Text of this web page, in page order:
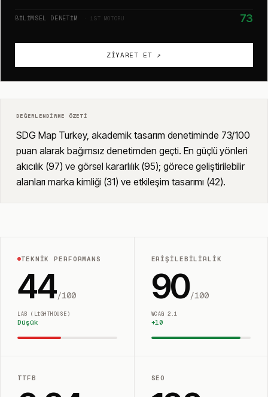
BILIMSEL DENETIM · 1ST MOTORU 73
ZIYARET ET ↗
DEĞERLENDIRME ÖZETI
SDG Map Turkey, akademik tasarım denetiminde 73/100
puan alarak bağımsız denetimden geçti. En güçlü yönleri
akıcılık (97) ve görsel kararlılık (95); görece geliştirilebilir
alanları marka kimliği (31) ve etkileşim tasarımı (42).
TEKNIK PERFORMANS
44/100
LAB (LIGHTHOUSE)
Düşük
ERIŞILEBILIRLIK
90/100
WCAG 2.1
+10
TTFB SEO